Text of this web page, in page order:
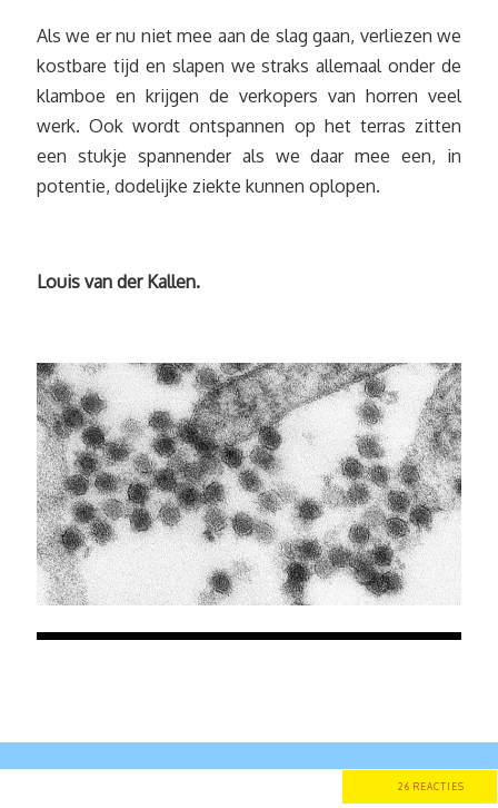
Als we er nu niet mee aan de slag gaan, verliezen we
kostbare tijd en slapen we straks allemaal onder de
klamboe en krijgen de verkopers van horren veel
werk. Ook wordt ontspannen op het terras zitten
een stukje spannender als we daar mee een, in
potentie, dodelijke ziekte kunnen oplopen.
Louis van der Kallen.
26 REACTIES